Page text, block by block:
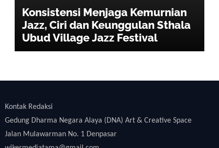
Konsistensi Menjaga Kemurnian
Jazz, Ciri dan Keunggulan Sthala
Ubud Village Jazz Festival
Kontak Redaksi
Gedung Dharma Negara Alaya (DNA) Art & Creative Space
Jalan Mulawarman No. 1 Denpasar